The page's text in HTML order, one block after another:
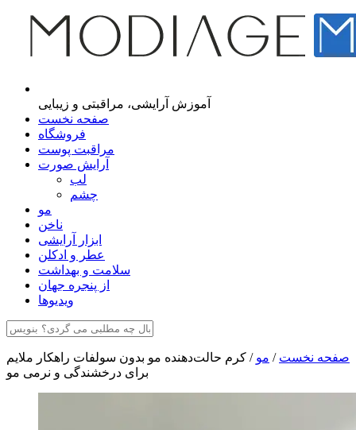
آموزش آرایشی، مراقبتی و زیبایی
صفحه نخست
فروشگاه
مراقبت پوست
آرایش صورت
لب
چشم
مو
ناخن
ابزار آرایشی
عطر و ادکلن
سلامت و بهداشت
از پنجره جهان
ویدیوها
صفحه نخست / مو / کرم حالت‌دهنده مو بدون سولفات راهکار ملایم
برای درخشندگی و نرمی مو